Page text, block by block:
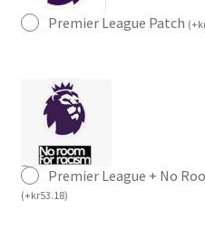
Premier League Patch (+
Premier League + No
(+kr53.18)